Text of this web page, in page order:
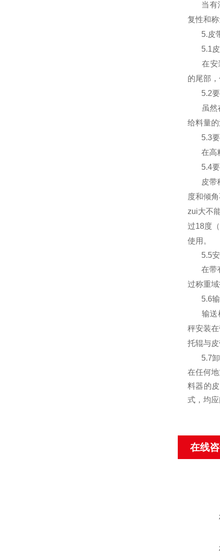
当有
复性和
5.皮
5.1
在安
的尾部
5.2
虽
给料量
5.3
在高
5.4
皮带
度和倾
zui大不
过18度 （
使用。
5.5
在带
过称重
5.6
输送
秤安装
托辊与
5.7
在任何
料器的
式，均
在线